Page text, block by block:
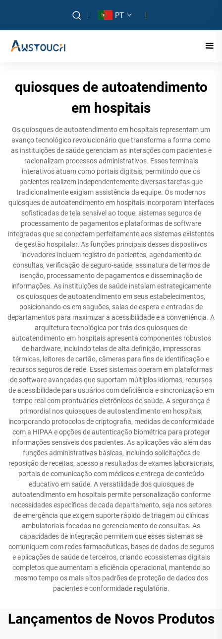
PT
quiosques de autoatendimento
em hospitais
Os quiosques de autoatendimento em hospitais representam um
avanço tecnológico revolucionário que transforma a forma como
as instituições de saúde gerenciam as interações com pacientes e
racionalizam processos administrativos. Esses terminais
interativos atuam como portais digitais, permitindo que os
pacientes realizem independentemente diversas tarefas que
tradicionalmente exigiam assistência da equipe. Os modernos
quiosques de autoatendimento em hospitais incorporam interfaces
sofisticadas de tela sensível ao toque, sistemas seguros de
processamento de pagamentos e plataformas de software
integradas que se conectam perfeitamente aos sistemas existentes
de gestão hospitalar. As funções principais desses dispositivos
inovadores incluem registro de pacientes, agendamento de
consultas, verificação de seguro-saúde, assinatura de termos de
isenção, processamento de pagamentos e disseminação de
informações. As instituições de saúde instalam estrategicamente
os quiosques de autoatendimento em seus estabelecimentos,
posicionando-os em saguões, salas de espera e entradas de
departamentos para maximizar a acessibilidade e a conveniência. A
arquitetura tecnológica por trás dos quiosques de
autoatendimento em hospitais apresenta componentes robustos
de hardware, incluindo telas de alta definição, impressoras
térmicas, leitores de cartão, câmeras para fins de identificação e
recursos seguros de rede. Esses sistemas operam em plataformas
de software avançadas que suportam múltiplos idiomas, recursos
de acessibilidade para usuários com deficiência e sincronização em
tempo real com prontuários eletrônicos de saúde. A segurança é
primordial nos quiosques de autoatendimento em hospitais,
incorporando protocolos de criptografia, medidas de conformidade
com a HIPAA e opções de autenticação biométrica para proteger
informações sensíveis dos pacientes. As aplicações vão além das
funções administrativas básicas, incluindo solicitações de
reposição de receitas, acesso a resultados de exames laboratoriais,
portais de comunicação com médicos e entrega de conteúdo
educativo em saúde. A versatilidade dos quiosques de
autoatendimento em hospitais permite personalização conforme
necessidades específicas de cada departamento, seja nos setores
de emergência que exigem suporte rápido de triagem ou clínicas
ambulatoriais focadas no gerenciamento de consultas. As
capacidades de integração permitem que esses sistemas se
comuniquem com redes farmacêuticas, bases de dados de seguros
e aplicações de saúde de terceiros, criando ecossistemas digitais
completos que aumentam a eficiência operacional, mantendo ao
mesmo tempo os mais altos padrões de proteção de dados dos
pacientes e conformidade regulatória.
Lançamentos de Novos Produtos